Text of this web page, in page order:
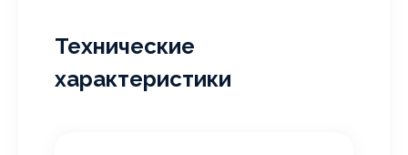
Технические
характеристики